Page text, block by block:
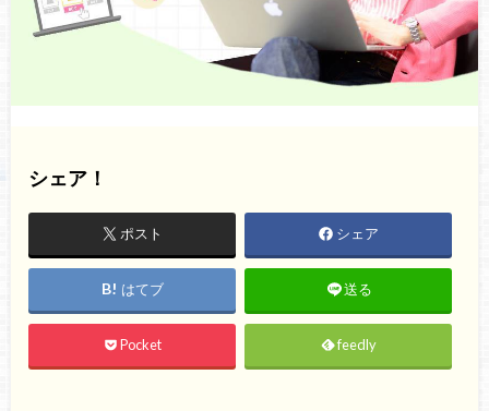
シェア！
ポスト シェア
はてブ 送る
Pocket feedly